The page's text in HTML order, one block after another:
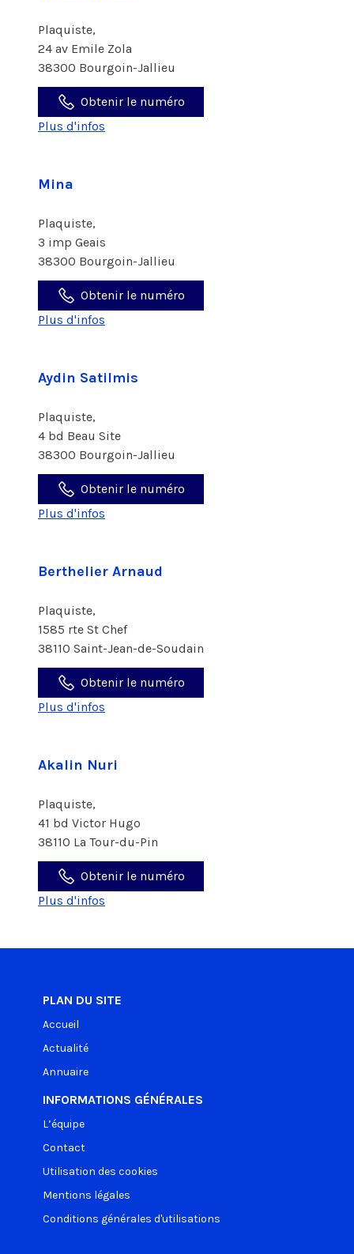
Plaquiste,
24 av Emile Zola
38300 Bourgoin-Jallieu
Obtenir le numéro
Plus d'infos
Mina
Plaquiste,
3 imp Geais
38300 Bourgoin-Jallieu
Obtenir le numéro
Plus d'infos
Aydin Satilmis
Plaquiste,
4 bd Beau Site
38300 Bourgoin-Jallieu
Obtenir le numéro
Plus d'infos
Berthelier Arnaud
Plaquiste,
1585 rte St Chef
38110 Saint-Jean-de-Soudain
Obtenir le numéro
Plus d'infos
Akalin Nuri
Plaquiste,
41 bd Victor Hugo
38110 La Tour-du-Pin
Obtenir le numéro
Plus d'infos
PLAN DU SITE
Accueil
Actualité
Annuaire
INFORMATIONS GÉNÉRALES
L’équipe
Contact
Utilisation des cookies
Mentions légales
Conditions générales d'utilisations